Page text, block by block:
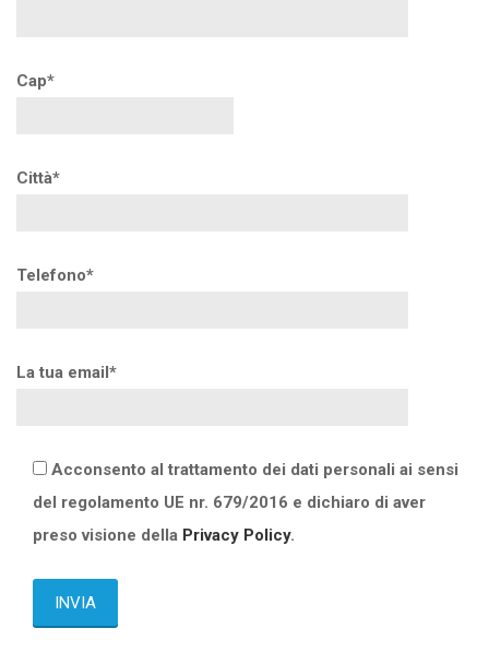
Cap*
Città*
Telefono*
La tua email*
Acconsento al trattamento dei dati personali ai sensi
del regolamento UE nr. 679/2016 e dichiaro di aver
preso visione della Privacy Policy.